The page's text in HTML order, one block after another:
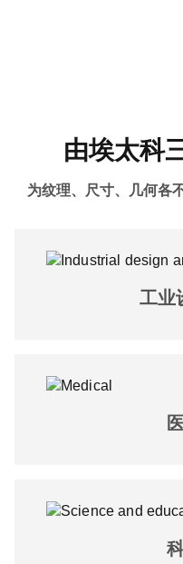
由埃太科
为纹理、尺寸、几何各
工业